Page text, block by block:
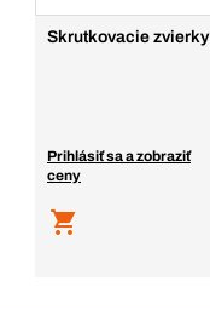
Skrutkovacie zvierky
Prihlásiť sa a zobraziť
ceny